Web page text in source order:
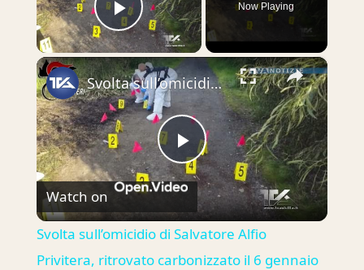
Play Video
Now Playing
×
Play
Video
Svolta sull’omicidio di Salvatore Alfio Privitera, ritrovato carbonizzato il 6 gennaio nelle campagn
Watch on
Svolta sull’omicidio di Salvatore Alfio
Privitera, ritrovato carbonizzato il 6 gennaio